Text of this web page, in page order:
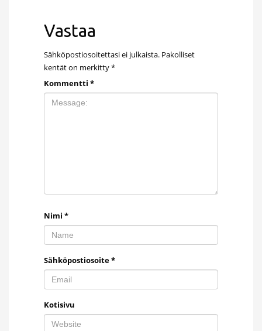
Vastaa
Sähköpostiosoitettasi ei julkaista. Pakolliset
kentät on merkitty*
Kommentti *
Nimi *
Sähköpostiosoite*
Kotisivu